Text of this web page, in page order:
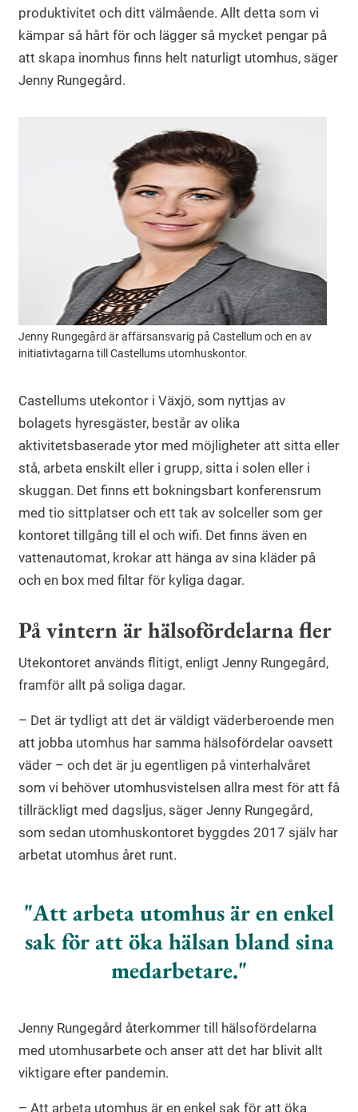
produktivitet och ditt välmående. Allt detta som vi
kämpar så hårt för och lägger så mycket pengar på
att skapa inomhus finns helt naturligt utomhus, säger
Jenny Rungegård.
Jenny Rungegård är affärsansvarig på Castellum och en av
initiativtagarna till Castellums utomhuskontor.
Castellums utekontor i Växjö, som nyttjas av
bolagets hyresgäster, består av olika
aktivitetsbaserade ytor med möjligheter att sitta eller
stå, arbeta enskilt eller i grupp, sitta i solen eller i
skuggan. Det finns ett bokningsbart konferensrum
med tio sittplatser och ett tak av solceller som ger
kontoret tillgång till el och wifi. Det finns även en
vattenautomat, krokar att hänga av sina kläder på
och en box med filtar för kyliga dagar.
På vintern är hälsofördelarna fler
Utekontoret används flitigt, enligt Jenny Rungegård,
framför allt på soliga dagar.
– Det är tydligt att det är väldigt väderberoende men
att jobba utomhus har samma hälsofördelar oavsett
väder – och det är ju egentligen på vinterhalvåret
som vi behöver utomhusvistelsen allra mest för att få
tillräckligt med dagsljus, säger Jenny Rungegård,
som sedan utomhuskontoret byggdes 2017 själv har
arbetat utomhus året runt.
Att arbeta utomhus är en enkel
sak för att öka hälsan bland sina
medarbetare.
Jenny Rungegård återkommer till hälsofördelarna
med utomhusarbete och anser att det har blivit allt
viktigare efter pandemin.
– Att arbeta utomhus är en enkel sak för att öka